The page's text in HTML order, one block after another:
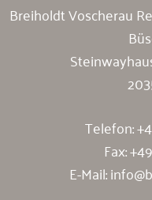
Breiholdt Voscherau
Telefon:
Fax:
E-Mail: